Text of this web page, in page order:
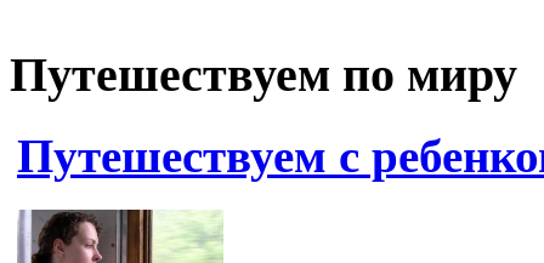
Путешествуем по миру
Путешествуем с